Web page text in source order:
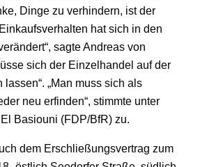
Dinge zu verhindern, ist der
hat sich in den
sagte Andreas von
sich der Einzelhandel auf der
lassen“. „Man muss sich als
neu erfinden“, stimmte unter
Basiouni (FDP/BfR) zu.
dem Erschließungsvertrag zum